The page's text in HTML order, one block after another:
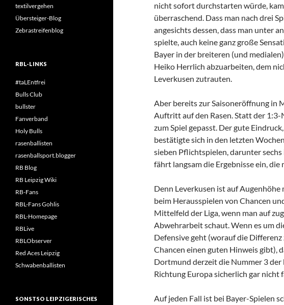
nicht sofort durchstarten würde,
überraschend. Dass man nach drei
angesichts dessen, dass man unter
spielte, auch keine ganz große
Bayer in der breiteren (und
Heiko Herrlich abzuarbeiten, dem
Leverkusen zutrauten.
Aber bereits zur Saisoneröffnung in
Auftritt auf den Rasen. Statt der
zum Spiel gepasst. Der gute
bestätigte sich in den letzten
sieben Pflichtspielen, darunter
fährt langsam die Ergebnisse ein,
Denn Leverkusen ist auf
beim Herausspielen von Chancen
Mittelfeld der Liga, wenn man auf
Abwehrarbeit schaut. Wenn es um
Defensive geht (worauf die
Chancen einen guten Hinweis gibt),
Dortmund derzeit die Nummer 3
Richtung Europa sicherlich gar nicht
Auf jeden Fall ist bei Bayer-Spielen
textilvergehen
Übersteiger-Blog
Zebrastreifenblog
RBL-LINKS
#taLEntfrei
Bulls Club
bullster
Fanverband
Holy Bulls
rasenballisten
rasenballsport.blogger
RB Blog
RB Leipzig Wiki
RB-Fans
RBL-Fans Gohlis
RBL-Homepage
RBLive
RBLObserver
Red Aces Leipzig
Schwabenballisten
SONSTSO LEIPZIGERISCHES